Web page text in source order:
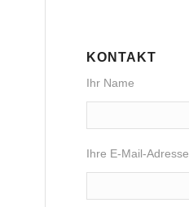
KONTAKT
Ihr Name
Ihre E-Mail-Adresse